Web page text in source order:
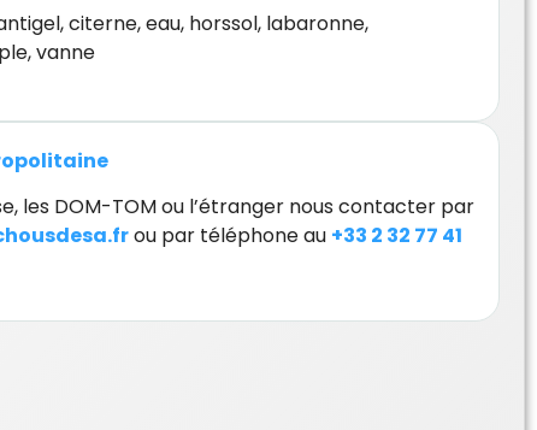
,citerne,eau, horssol, labaronne,
,vanne
les DOM-TOM ou l’étranger nous contacter par
ou par téléphone au +33 2 32 77 41